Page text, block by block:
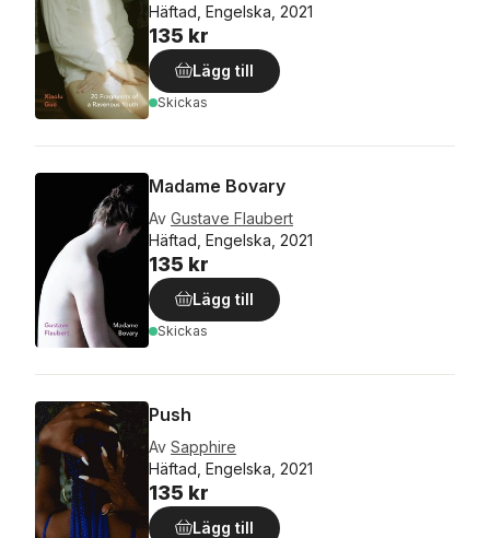
Häftad, Engelska, 2021
135 kr
Lägg till
Skickas
Madame Bovary
Av Gustave Flaubert
Häftad, Engelska, 2021
135 kr
Lägg till
Skickas
Push
Av Sapphire
Häftad, Engelska, 2021
135 kr
Lägg till